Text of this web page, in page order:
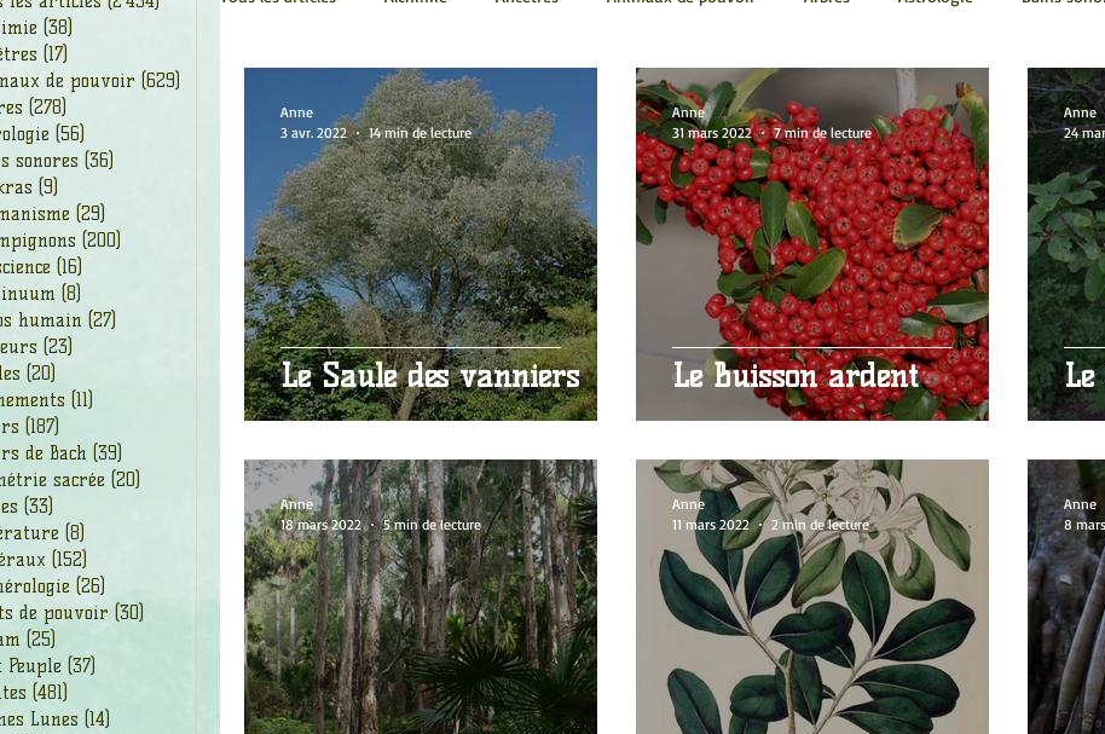
(38)
(17)
de pouvoir (629)
(278)
(56)
sonores (36)
(9)
(29)
(200)
(16)
(8)
humain (27)
(23)
(20)
(11)
(187)
de Bach (39)
sacrée (20)
(33)
(8)
(152)
(26)
de pouvoir (30)
(25)
Peuple (37)
(481)
Lunes (14)
Champignons Conscience Continuum Corps humain Couleurs
Fleurs Fleurs de Bach Géométrie sacrée Guides Littérature Minéraux
Ogham Petit Peuple Plantes Santé Stages Tarot
Le Saule des vanniers
Anne
3 avr. 2022
14 min de lecture
Le Buisson ardent
Anne
31 mars 2022
7 min de lecture
Le
Anne
24
Anne
18 mars 2022
5 min de lecture
Anne
11 mars 2022
2 min de lecture
Anne
8